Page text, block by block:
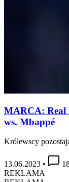
MARCA: Real
ws. Mbappé
Królewscy
13.06.2023 •
REKLAMA